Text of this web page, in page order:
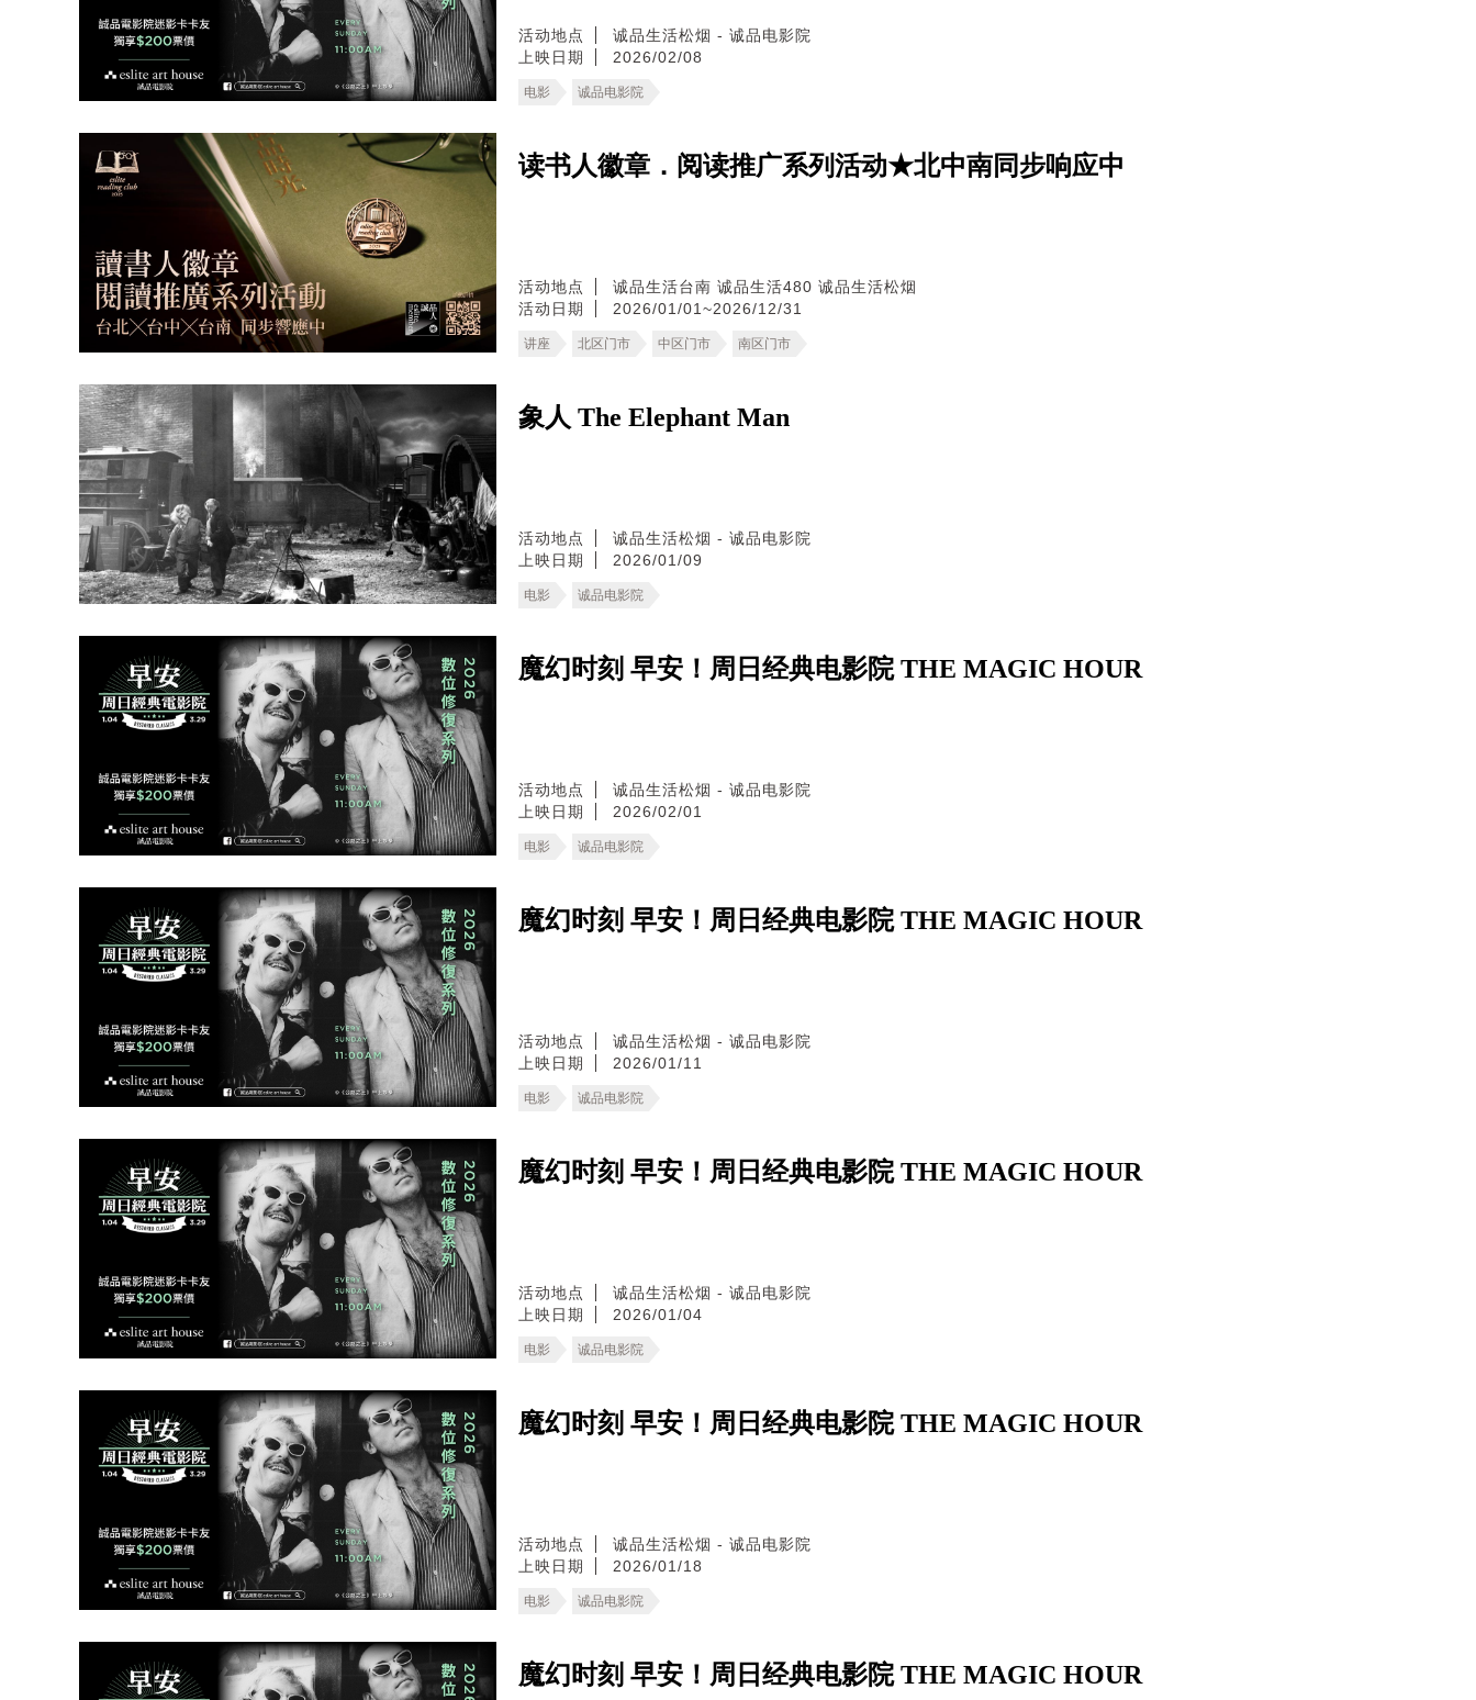
活动地点
诚品生活松烟 - 诚品电影院
上映日期
2026/02/08
电影 诚品电影院
读书人徽章．阅读推广系列活动★北中南同步响应中
活动地点 诚品生活台南 诚品生活480 诚品生活松烟
活动日期
2026/01/01~2026/12/31
讲座 北区门市 中区门市 南区门市
象人 The Elephant Man
活动地点
诚品生活松烟 - 诚品电影院
上映日期
2026/01/09
电影 诚品电影院
魔幻时刻 早安！周日经典电影院 THE MAGIC HOUR
活动地点
诚品生活松烟 - 诚品电影院
上映日期
2026/02/01
电影 诚品电影院
魔幻时刻 早安！周日经典电影院 THE MAGIC HOUR
活动地点
诚品生活松烟 - 诚品电影院
上映日期
2026/01/11
电影 诚品电影院
魔幻时刻 早安！周日经典电影院 THE MAGIC HOUR
活动地点
诚品生活松烟 - 诚品电影院
上映日期
2026/01/04
电影 诚品电影院
魔幻时刻 早安！周日经典电影院 THE MAGIC HOUR
活动地点
诚品生活松烟 - 诚品电影院
上映日期
2026/01/18
电影 诚品电影院
魔幻时刻 早安！周日经典电影院 THE MAGIC HOUR